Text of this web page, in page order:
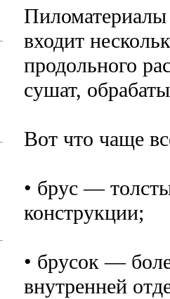
входит
продольного
сушат,
Вот что чаще
• брус —
конструкции;
• брусок —
внутренней